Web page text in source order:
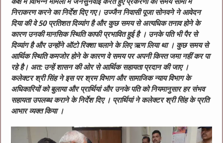
निराकरण करने का निर्देश दिए गए। उज्‍जैन निवासी पूजा सोनवने ने आवेदन
दिया की वे 50 प्रतिशत दिव्‍यांग है और कुछ समय से अत्यधिक तनाव होने के
कारण उनकी मानसिक स्थिति काफी प्रभावित हुई है । उनके पति भी पैर से
दिव्‍यांग है और उन्होंने ऑटो रिक्शा चलाने के लिए ऋण लिया था । कुछ समय से
आर्थिक स्थिति कमजोर होने के कारण वे समय पर अपनी किस्त जमा नहीं कर पा
रहे है। अत: उन्‍हें शासन की ओर से आर्थिक सहायता प्रदान की जाए ।
कलेक्टर श्री सिंह ने इस पर श्रम विभाग और सामाजिक न्याय विभाग के
अधिकारियों को बुलाया और प्रार्थियां और उनके पति को नियमानुसार हर संभव
सहायता उपलब्ध कराने के निर्देश दिए । प्रार्थियां ने कलेक्‍टर श्री सिंह के प्रति
आभार व्यक्त किया ।